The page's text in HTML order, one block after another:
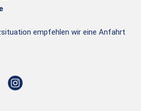
empfehlen wir eine Anfahrt